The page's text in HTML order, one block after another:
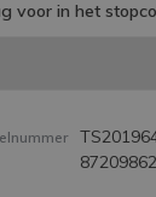
voor in het